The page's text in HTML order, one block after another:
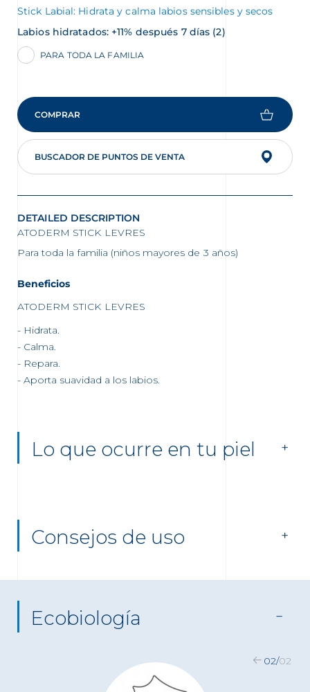
Stick Labial: Hidrata y calma labios sensibles y secos
Labios hidratados: +11% después 7 días (2)
PARA TODA LA FAMILIA
COMPRAR
BUSCADOR DE PUNTOS DE VENTA
DETAILED DESCRIPTION
ATODERM STICK LEVRES
Para toda la familia (niños mayores de 3 años)
Beneficios
ATODERM STICK LEVRES
Hidrata.
Calma.
Repara.
Aporta suavidad a los labios.
Lo que ocurre en tu piel
Consejos de uso
Ecobiología
02/02